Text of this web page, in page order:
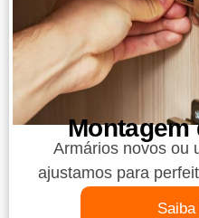
Montagem
Armários novos ou
ajustamos para